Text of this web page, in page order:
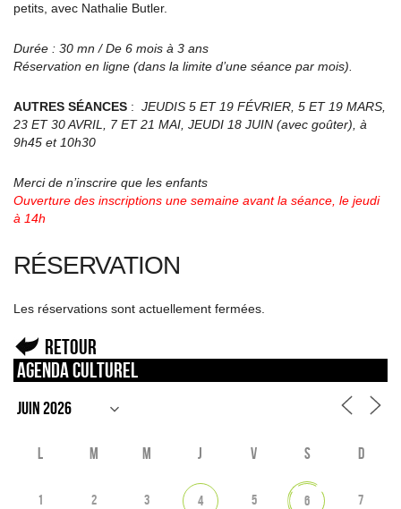
petits, avec Nathalie Butler.
Durée : 30 mn / De 6 mois à 3 ans
Réservation en ligne (dans la limite d’une séance par mois).
AUTRES SÉANCES : JEUDIS 5 ET 19 FÉVRIER, 5 ET 19 MARS,
23 ET 30 AVRIL, 7 ET 21 MAI, JEUDI 18 JUIN (avec goûter), à
9h45 et 10h30
Merci de n’inscrire que les enfants
Ouverture des inscriptions une semaine avant la séance, le jeudi
à 14h
RÉSERVATION
Les réservations sont actuellement fermées.
Retour
Agenda culturel
L M M J V S D
1 2 3 4 5 6 7